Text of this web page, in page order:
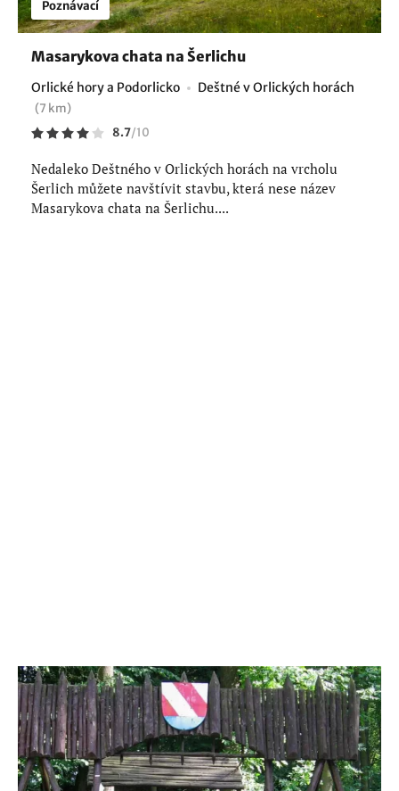
Poznávací
Masarykova chata na Šerlichu
Orlické hory a Podorlicko Deštné v Orlických horách
(7 km)
8.7/10
Nedaleko Deštného v Orlických horách na vrcholu
Šerlich můžete navštívit stavbu, která nese název
Masarykova chata na Šerlichu....